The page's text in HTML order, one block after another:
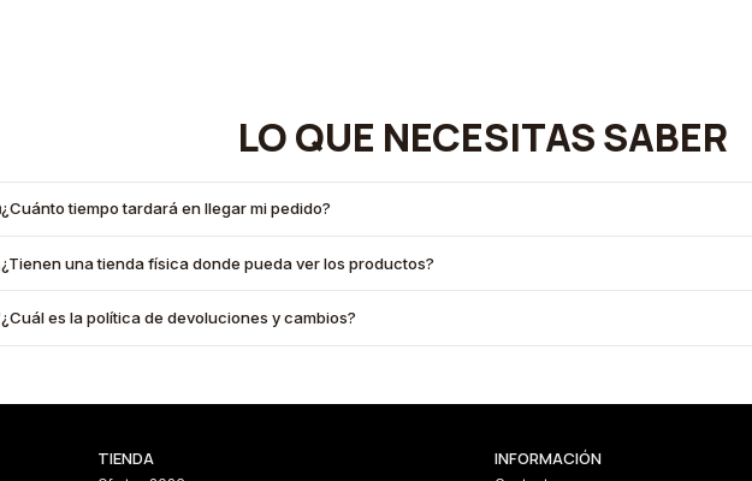
LO QUE NECESITAS SABER
¿Cuánto tiempo tardará en llegar mi pedido?
¿Tienen una tienda física donde pueda ver los productos?
¿Cuál es la política de devoluciones y cambios?
TIENDA INFORMACIÓN